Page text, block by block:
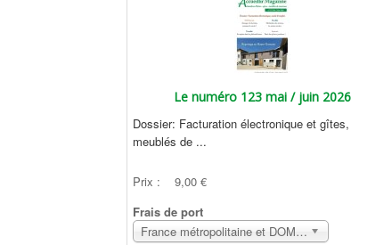
Le numéro 123 mai / juin 2026
Dossier: Facturation électronique et gîtes,
meublés de ...
Prix :
9,00 €
Frais de port
France métropolitaine et DOM Sans surcoût